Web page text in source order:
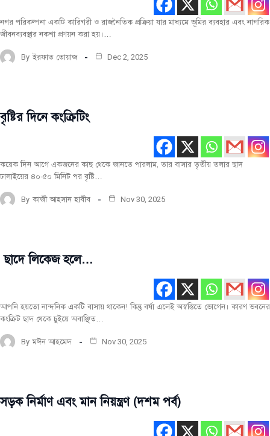
নগর পরিকল্পনা একটি কারিগরী ও রাজনৈতিক প্রক্রিয়া যার মাধ্যমে ভূমির ব্যবহার এবং নাগরিক
জীবনব্যবস্থার নকশা প্রণয়ন করা হয়।…
By ইরফাত তোয়াজ Dec 2, 2025
নির্মাণ
বৃষ্টির দিনে কংক্রিটিং
কয়েক দিন আগে একজনের কাছ থেকে জানতে পারলাম, তার বাসার তৃতীয় তলার ছাদ
ঢালাইয়ের ৪০-৫০ মিনিট পর বৃষ্টি…
By কাজী আহসান হাবীব Nov 30, 2025
নির্মাণ
তথ্য
ছাদে লিকেজ হলে…
আপনি হয়তো নান্দনিক একটি বাসায় থাকেন! কিন্তু বর্ষা এলেই অস্বস্তিতে ভোগেন। কারণ ভবনের
কংক্রিট ছাদ থেকে চুইয়ে অবাঞ্ছিত…
By মঈন আহমেদ Nov 30, 2025
নির্মাণ
সড়ক নির্মাণ এবং মান নিয়ন্ত্রণ (দশম পর্ব)